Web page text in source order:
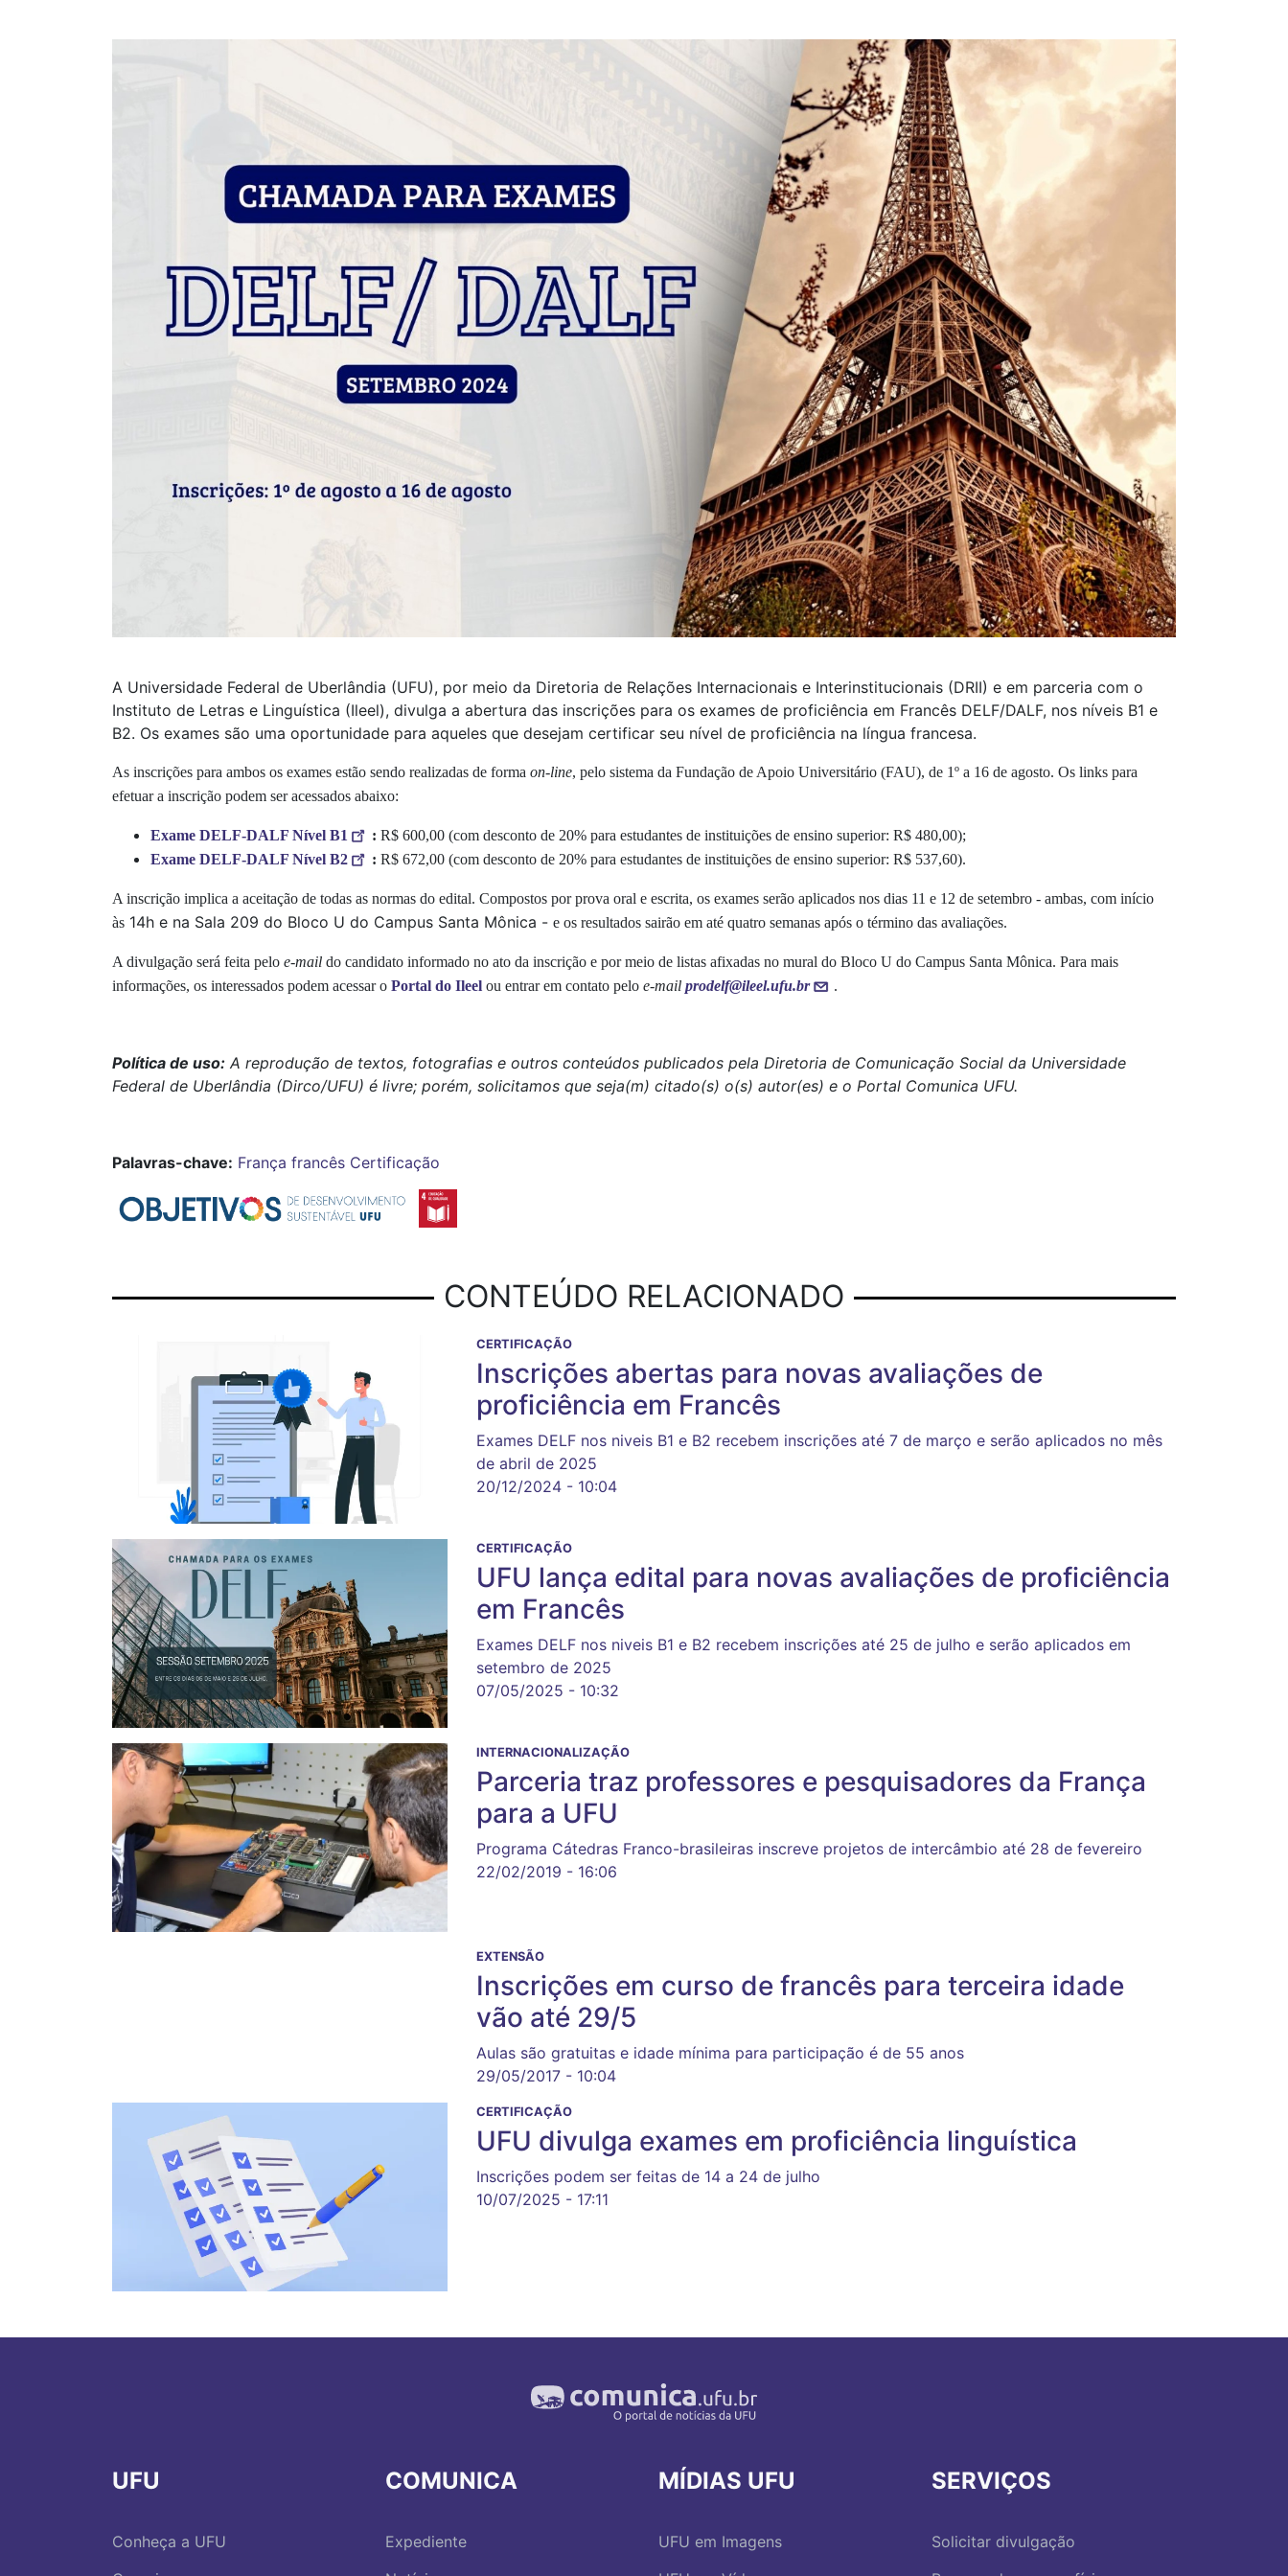
A Universidade Federal de Uberlândia (UFU), por meio da Diretoria de Relações Internacionais e Interinstitucionais (DRII) e em parceria com o
Instituto de Letras e Linguística (Ileel), divulga a abertura das inscrições para os exames de proficiência em Francês DELF/DALF, nos níveis B1 e
B2. Os exames são uma oportunidade para aqueles que desejam certificar seu nível de proficiência na língua francesa.
As inscrições para ambos os exames estão sendo realizadas de forma on-line, pelo sistema da Fundação de Apoio Universitário (FAU), de 1º a 16 de agosto. Os links para
efetuar a inscrição podem ser acessados abaixo:
Exame DELF-DALF Nível B1 : R$ 600,00 (com desconto de 20% para estudantes de instituições de ensino superior: R$ 480,00);
Exame DELF-DALF Nível B2
: R$ 672,00 (com desconto de 20% para estudantes de instituições de ensino superior: R$ 537,60).
A inscrição implica a aceitação de todas as normas do edital. Compostos por prova oral e escrita, os exames serão aplicados nos dias 11 e 12 de setembro - ambas, com início
às 14h e na Sala 209 do Bloco U do Campus Santa Mônica - e os resultados sairão em até quatro semanas após o término das avaliações.
A divulgação será feita pelo e-mail do candidato informado no ato da inscrição e por meio de listas afixadas no mural do Bloco U do Campus Santa Mônica. Para mais
informações, os interessados podem acessar o Portal do Ileel ou entrar em contato pelo e-mail prodelf@ileel.ufu.br .
Política de uso: A reprodução de textos, fotografias e outros conteúdos publicados pela Diretoria de Comunicação Social da Universidade
Federal de Uberlândia (Dirco/UFU) é livre; porém, solicitamos que seja(m) citado(s) o(s) autor(es) e o Portal Comunica UFU.
Palavras-chave: França francês Certificação
CONTEÚDO RELACIONADO
CERTIFICAÇÃO
Inscrições abertas para novas avaliações de
proficiência em Francês
Exames DELF nos niveis B1 e B2 recebem inscrições até 7 de março e serão aplicados no mês
de abril de 2025
20/12/2024 - 10:04
CERTIFICAÇÃO
UFU lança edital para novas avaliações de proficiência
em Francês
Exames DELF nos niveis B1 e B2 recebem inscrições até 25 de julho e serão aplicados em
setembro de 2025
07/05/2025 - 10:32
INTERNACIONALIZAÇÃO
Parceria traz professores e pesquisadores da França
para a UFU
Programa Cátedras Franco-brasileiras inscreve projetos de intercâmbio até 28 de fevereiro
22/02/2019 - 16:06
EXTENSÃO
Inscrições em curso de francês para terceira idade
vão até 29/5
Aulas são gratuitas e idade mínima para participação é de 55 anos
29/05/2017 - 10:04
CERTIFICAÇÃO
UFU divulga exames em proficiência linguística
Inscrições podem ser feitas de 14 a 24 de julho
10/07/2025 - 17:11
UFU
Conheça a UFU
COMUNICA
Expediente
MÍDIAS UFU
UFU em Imagens
SERVIÇOS
Solicitar divulgação